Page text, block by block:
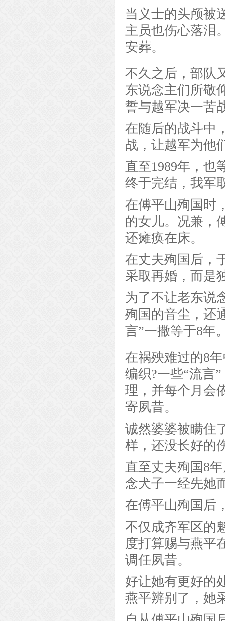
当义士的头颅被
主员也伤心落泪
安葬。
不久之后，部队
东说念主们所敬
誓与越军决一苦
在随后的战斗中
战，让越军为他
直至1989年，也
终于完结，我军
在傅平山殉国时
的女儿。况兼，
还瘫痪在床。
在丈夫殉国后，
采取再婚，而是
为了不让老东说
殉国的音尘，还
言”一撒等于8年
在祸殃难过的8
编织?一些“流言
理，并每个月会
寄夙昔。
诚然婆婆被瞒住
样，还没长好的
直至丈夫殉国8
念犬子一经先她
在傅平山殉国后
不仅成齐军区的
度打算赐与燕平
调任夙昔。
好让她有更好的
燕平辨别了，她